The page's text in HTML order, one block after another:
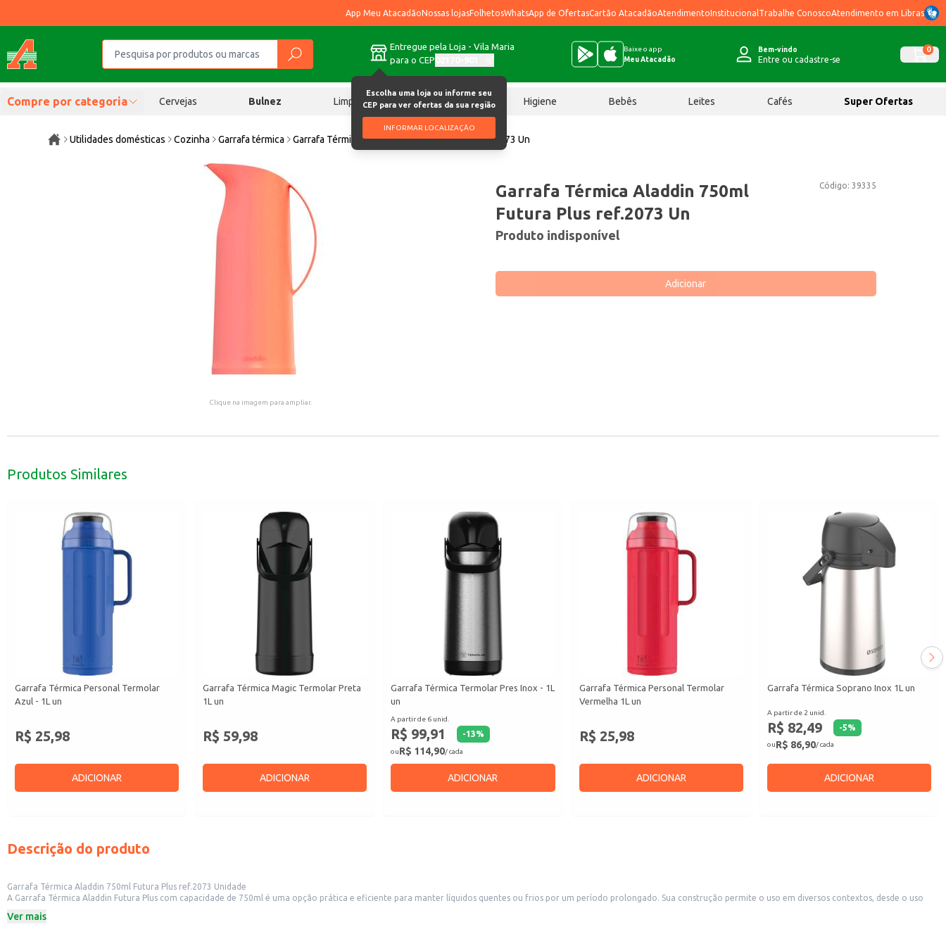
App Meu AtacadãoNossas lojasFolhetosWhatsApp de OfertasCartão AtacadãoAtendimentoInstitucional Trabalhe ConoscoAtendimento em Libras
Entregue pela Loja - Vila Maria
para o CEP
Escolha uma loja ou informe seu
CEP para ver ofertas da sua região
INFORMAR LOCALIZAÇÃO
Baixe o app
Meu Atacadão
Bem-vindo
Entre ou cadastre-se
0
Compre por categoria Cervejas Bulnez Limpeza Chocolates Higiene Bebês Leites Cafés Super Ofertas
Utilidades domésticas Cozinha Garrafa térmica Garrafa Térmica Aladdin 750ml Futura Plus ref.2073 Un
Clique na imagem para ampliar.
Código: 39335
Garrafa Térmica Aladdin 750ml
Futura Plus ref.2073 Un
Produto indisponível
Adicionar
Produtos Similares
Garrafa Térmica Personal Termolar
Azul - 1L un
R$ 25,98
ADICIONAR
Garrafa Térmica Magic Termolar Preta
1L un
R$ 59,98
ADICIONAR
Garrafa Térmica Termolar Pres Inox - 1L
un
A partir de 6 unid.
R$ 99,91 -13%
ouR$ 114,90/ cada
ADICIONAR
Garrafa Térmica Personal Termolar
Vermelha 1L un
R$ 25,98
ADICIONAR
Garrafa Térmica Soprano Inox 1L un
A partir de 2 unid.
R$ 82,49 -5%
ouR$ 86,90/ cada
ADICIONAR
Descrição do produto
Garrafa Térmica Aladdin 750ml Futura Plus ref.2073 Unidade
A Garrafa Térmica Aladdin Futura Plus com capacidade de 750ml é uma opção prática e eficiente para manter líquidos quentes ou frios por um período prolongado. Sua construção permite o uso em diversos contextos, desde o uso
situações.
Ver mais